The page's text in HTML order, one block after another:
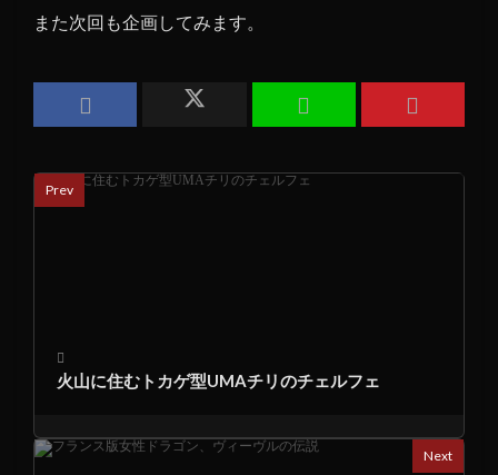
また次回も企画してみます。
Prev
火山に住むトカゲ型UMAチリのチェルフェ
Next